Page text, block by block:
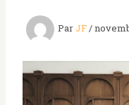
Par JF/